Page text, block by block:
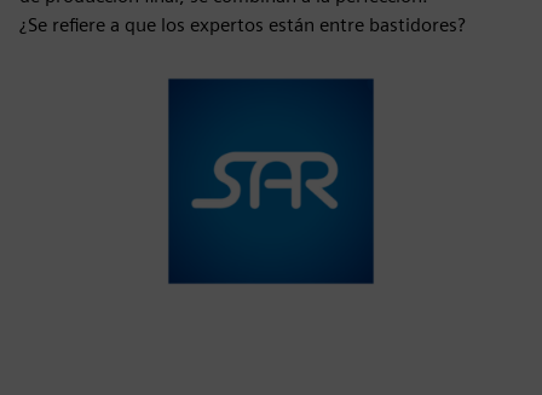
¿Se refiere a que los expertos están entre bastidores?